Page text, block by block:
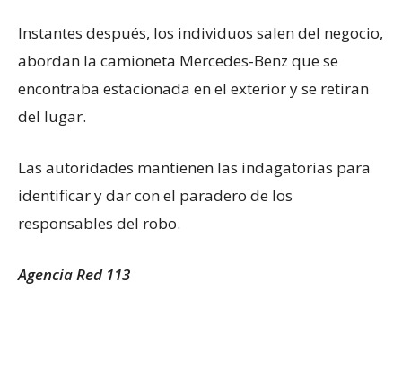
Instantes después, los individuos salen del negocio,
abordan la camioneta Mercedes-Benz que se
encontraba estacionada en el exterior y se retiran
del lugar.
Las autoridades mantienen las indagatorias para
identificar y dar con el paradero de los
responsables del robo.
Agencia Red 113